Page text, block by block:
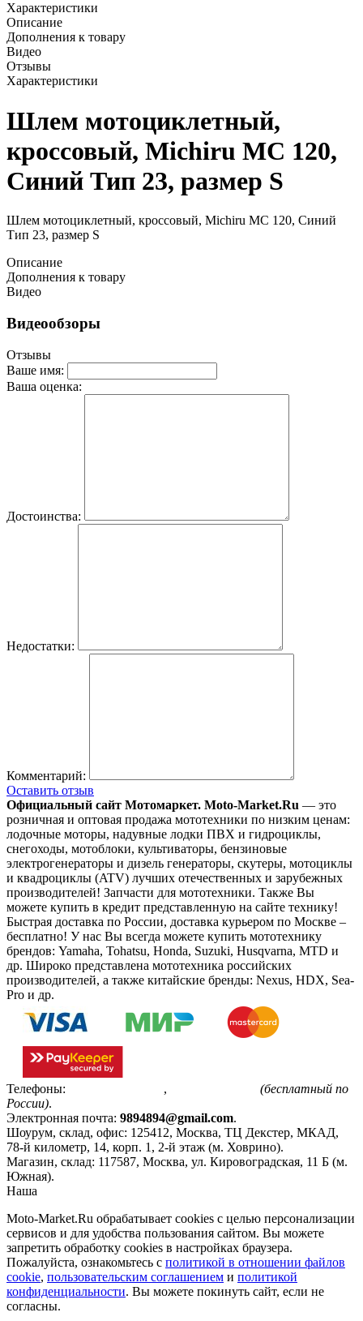
Характеристики
Описание
Дополнения к товару
Видео
Отзывы
Характеристики
Шлем мотоциклетный,
кроссовый, Michiru MC 120,
Синий Тип 23, размер S
Шлем мотоциклетный, кроссовый, Michiru MC 120, Синий
Тип 23, размер S
Описание
Дополнения к товару
Видео
Видеообзоры
Отзывы
Ваше имя:
Ваша оценка:
Достоинства:
Недостатки:
Комментарий:
Оставить отзыв
Официальный сайт Мотомаркет. Moto-Market.Ru — это
розничная и оптовая продажа мототехники по низким ценам:
лодочные моторы, надувные лодки ПВХ и гидроциклы,
снегоходы, мотоблоки, культиваторы, бензиновые
электрогенераторы и дизель генераторы, скутеры, мотоциклы
и квадроциклы (ATV) лучших отечественных и зарубежных
производителей! Запчасти для мототехники. Также Вы
можете купить в кредит представленную на сайте технику!
Быстрая доставка по России, доставка курьером по Москве –
бесплатно! У нас Вы всегда можете купить мототехнику
брендов: Yamaha, Tohatsu, Honda, Suzuki, Husqvarna, MTD и
др. Широко представлена мототехника российских
производителей, а также китайские бренды: Nexus, HDX, Sea-
Pro и др.
Телефоны: ,
(бесплатный по
России).
Электронная почта: 9894894@gmail.com.
Шоурум, склад, офис: 125412, Москва, ТЦ Декстер, МКАД,
78-й километр, 14, корп. 1, 2-й этаж (м. Ховрино).
Магазин, склад: 117587, Москва, ул. Кировоградская, 11 Б (м.
Южная).
Наша
Moto-Market.Ru обрабатывает сookies с целью персонализации
сервисов и для удобства пользования сайтом. Вы можете
запретить обработку сookies в настройках браузера.
Пожалуйста, ознакомьтесь с политикой в отношении файлов
cookie, пользовательским соглашением и политикой
конфиденциальности. Вы можете покинуть сайт, если не
согласны.